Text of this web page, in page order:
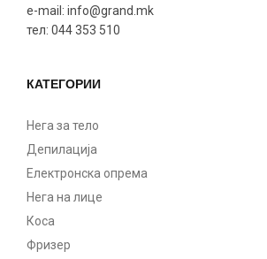
e-mail: info@grand.mk
тел: 044 353 510
КАТЕГОРИИ
Нега за тело
Депилација
Електронска опрема
Нега на лице
Коса
Фризер